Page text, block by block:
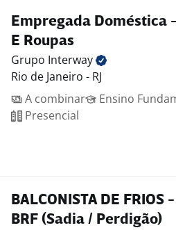
Empregada Doméstica
E Roupas
Grupo Interway
Rio de Janeiro - RJ
A combinar
Ensino
Presencial
BALCONISTA DE FRIOS
BRF (Sadia / Perdigão)